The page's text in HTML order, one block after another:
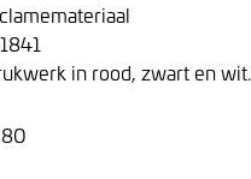
in rood, zwart en wit.